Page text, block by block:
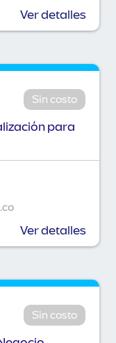
Ver detalles
Sin costo
para
Ver detalles
Sin costo